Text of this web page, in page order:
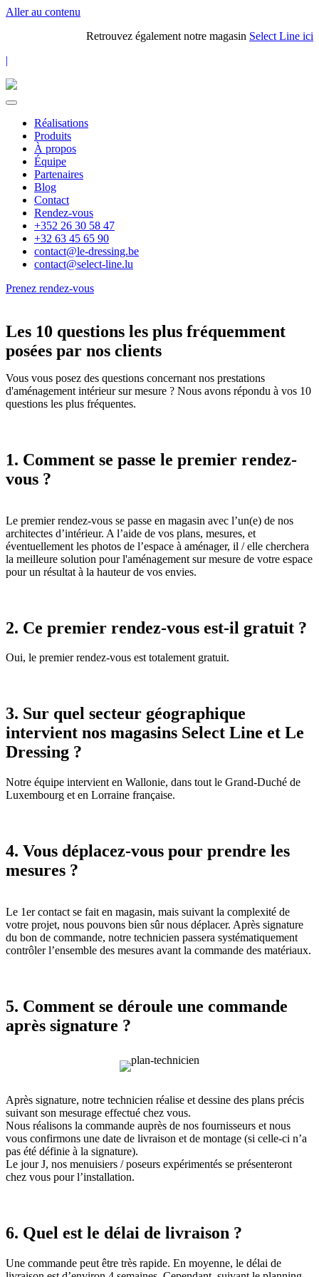
Aller au contenu
Retrouvez également notre magasin Select Line ici
|
Réalisations
Produits
À propos
Équipe
Partenaires
Blog
Contact
Rendez-vous
+352 26 30 58 47
+32 63 45 65 90
contact@le-dressing.be
contact@select-line.lu
Prenez rendez-vous
Les 10 questions les plus fréquemment
posées par nos clients
Vous vous posez des questions concernant nos prestations
d'aménagement intérieur sur mesure ? Nous avons répondu à vos 10
questions les plus fréquentes.
1. Comment se passe le premier rendez-
vous ?
Le premier rendez-vous se passe en magasin avec l’un(e) de nos
architectes d’intérieur. A l’aide de vos plans, mesures, et
éventuellement les photos de l’espace à aménager, il / elle cherchera
la meilleure solution pour l'aménagement sur mesure de votre espace
pour un résultat à la hauteur de vos envies.
2. Ce premier rendez-vous est-il gratuit ?
Oui, le premier rendez-vous est totalement gratuit.
3. Sur quel secteur géographique
intervient nos magasins Select Line et Le
Dressing ?
Notre équipe intervient en Wallonie, dans tout le Grand-Duché de
Luxembourg et en Lorraine française.
4. Vous déplacez-vous pour prendre les
mesures ?
Le 1er contact se fait en magasin, mais suivant la complexité de
votre projet, nous pouvons bien sûr nous déplacer. Après signature
du bon de commande, notre technicien passera systématiquement
contrôler l’ensemble des mesures avant la commande des matériaux.
5. Comment se déroule une commande
après signature ?
Après signature, notre technicien réalise et dessine des plans précis
suivant son mesurage effectué chez vous.
Nous réalisons la commande auprès de nos fournisseurs et nous
vous confirmons une date de livraison et de montage (si celle-ci n’a
pas été définie à la signature).
Le jour J, nos menuisiers / poseurs expérimentés se présenteront
chez vous pour l’installation.
6. Quel est le délai de livraison ?
Une commande peut être très rapide. En moyenne, le délai de